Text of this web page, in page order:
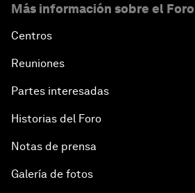
Más información sobre el Foro
Centros
Reuniones
Partes interesadas
Historias del Foro
Notas de prensa
Galería de fotos